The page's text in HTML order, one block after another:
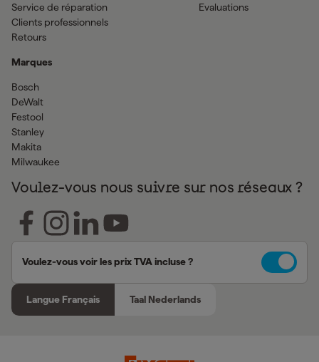
Service de réparation
Clients professionnels
Retours
Marques
Bosch
DeWalt
Festool
Stanley
Makita
Milwaukee
Evaluations
Voulez-vous nous suivre sur nos réseaux ?
Voulez-vous voir les prix TVA incluse ?
Langue Français Taal Nederlands